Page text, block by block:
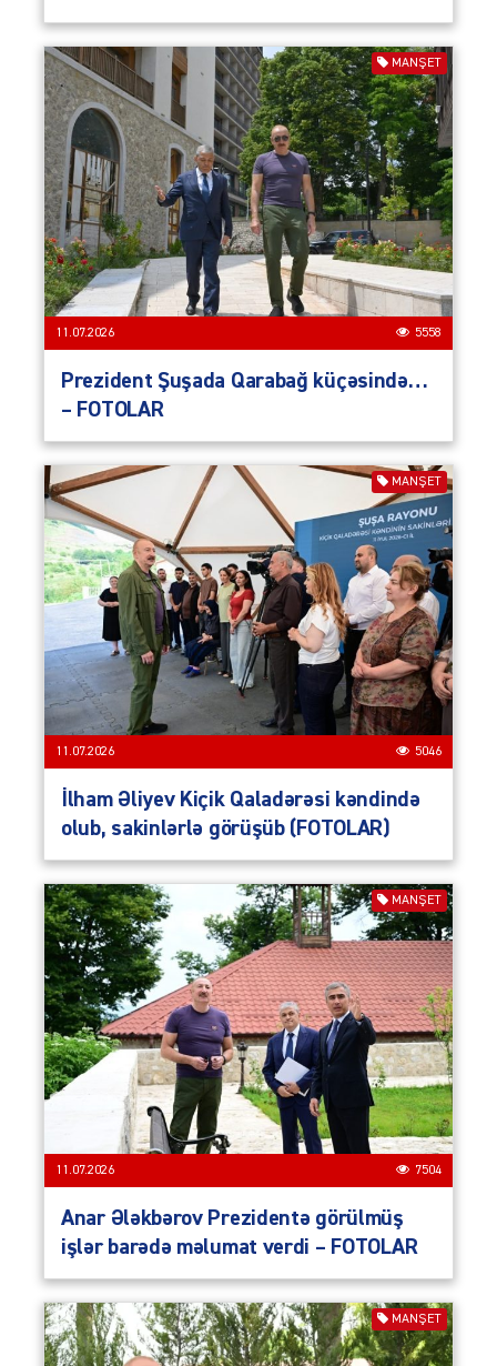
MANŞET
11.07.2026 5558
Prezident Şuşada Qarabağ küçəsində…
– FOTOLAR
MANŞET
11.07.2026 5046
İlham Əliyev Kiçik Qaladərəsi kəndində
olub, sakinlərlə görüşüb (FOTOLAR)
MANŞET
11.07.2026 7504
Anar Ələkbərov Prezidentə görülmüş
işlər barədə məlumat verdi – FOTOLAR
MANŞET